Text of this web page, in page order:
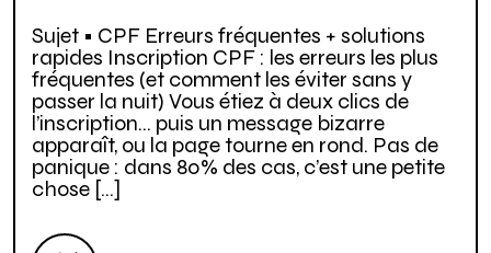
Sujet • CPF Erreurs fréquentes + solutions
rapides Inscription CPF : les erreurs les plus
fréquentes (et comment les éviter sans y
passer la nuit) Vous étiez à deux clics de
l’inscription… puis un message bizarre
apparaît, ou la page tourne en rond. Pas de
panique : dans 80% des cas, c’est une petite
chose […]